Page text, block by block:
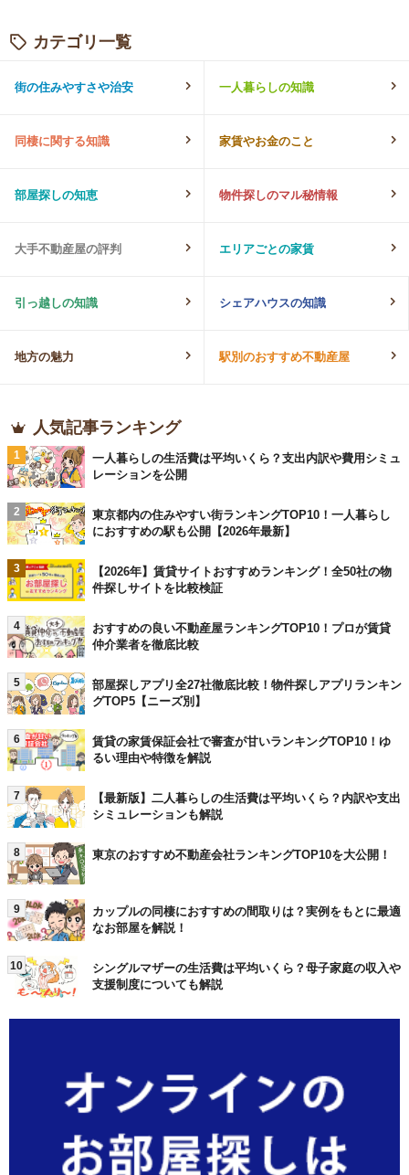
カテゴリ一覧
街の住みやすさや治安 一人暮らしの知識
同棲に関する知識 家賃やお金のこと
部屋探しの知恵 物件探しのマル秘情報
大手不動産屋の評判 エリアごとの家賃
引っ越しの知識 シェアハウスの知識
地方の魅力 駅別のおすすめ不動産屋
人気記事ランキング
1
一人暮らしの生活費は平均いくら？支出内訳や費用シミュ
レーションを公開
2
東京都内の住みやすい街ランキングTOP10！一人暮らし
におすすめの駅も公開【2026年最新】
3
【2026年】賃貸サイトおすすめランキング！全50社の物
件探しサイトを比較検証
4
おすすめの良い不動産屋ランキングTOP10！プロが賃貸
仲介業者を徹底比較
5
部屋探しアプリ全27社徹底比較！物件探しアプリランキン
グTOP5【ニーズ別】
6
賃貸の家賃保証会社で審査が甘いランキングTOP10！ゆ
るい理由や特徴を解説
7
【最新版】二人暮らしの生活費は平均いくら？内訳や支出
シミュレーションも解説
8 東京のおすすめ不動産会社ランキングTOP10を大公開！
9
カップルの同棲におすすめの間取りは？実例をもとに最適
なお部屋を解説！
10
シングルマザーの生活費は平均いくら？母子家庭の収入や
支援制度についても解説